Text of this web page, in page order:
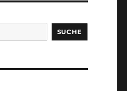
SUCHE